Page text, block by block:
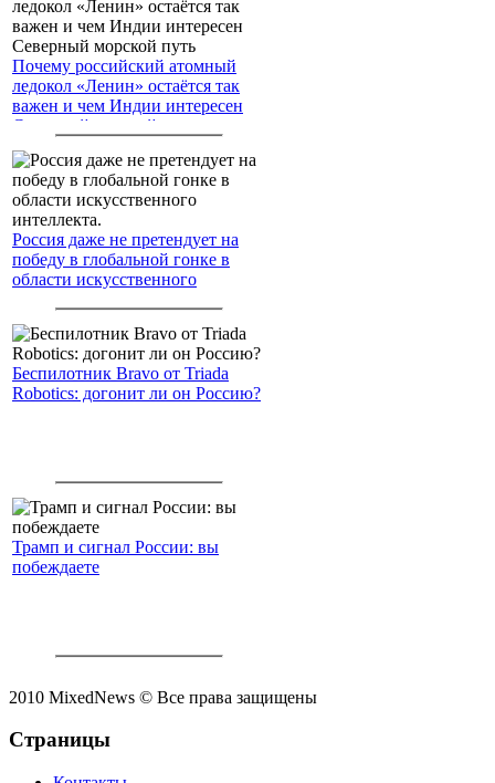
Почему российский атомный
ледокол «Ленин» остаётся так
важен и чем Индии интересен
Северный морской путь
Россия даже не претендует на
победу в глобальной гонке в
области искусственного
Беспилотник Bravo от Triada
Robotics: догонит ли он Россию?
Трамп и сигнал России: вы
побеждаете
2010 MixedNews © Все права защищены
Страницы